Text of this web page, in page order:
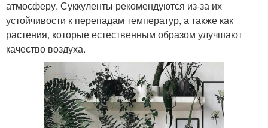
атмосферу. Суккуленты рекомендуются из-за их
устойчивости к перепадам температур, а также как
растения, которые естественным образом улучшают
качество воздуха.